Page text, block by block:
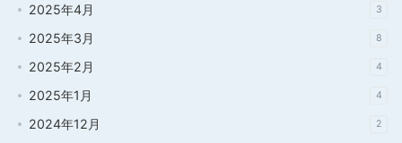
2025年4月 3
2025年3月 8
2025年2月 4
2025年1月 4
2024年12月 2